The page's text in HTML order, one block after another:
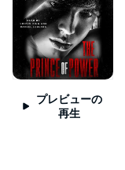
プレビューの
再生